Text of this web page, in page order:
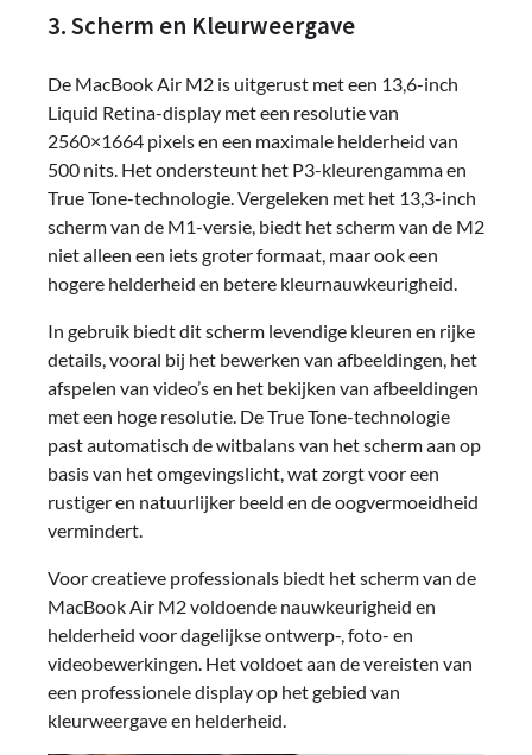
3. Scherm en Kleurweergave
De MacBook Air M2 is uitgerust met een 13,6-inch
Liquid Retina-display met een resolutie van
2560×1664 pixels en een maximale helderheid van
500 nits. Het ondersteunt het P3-kleurengamma en
True Tone-technologie. Vergeleken met het 13,3-inch
scherm van de M1-versie, biedt het scherm van de M2
niet alleen een iets groter formaat, maar ook een
hogere helderheid en betere kleurnauwkeurigheid.
In gebruik biedt dit scherm levendige kleuren en rijke
details, vooral bij het bewerken van afbeeldingen, het
afspelen van video’s en het bekijken van afbeeldingen
met een hoge resolutie. De True Tone-technologie
past automatisch de witbalans van het scherm aan op
basis van het omgevingslicht, wat zorgt voor een
rustiger en natuurlijker beeld en de oogvermoeidheid
vermindert.
Voor creatieve professionals biedt het scherm van de
MacBook Air M2 voldoende nauwkeurigheid en
helderheid voor dagelijkse ontwerp-, foto- en
videobewerkingen. Het voldoet aan de vereisten van
een professionele display op het gebied van
kleurweergave en helderheid.